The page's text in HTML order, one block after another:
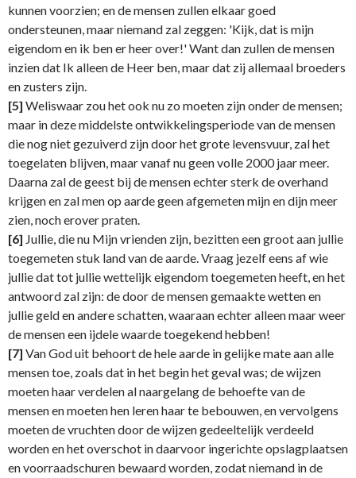
kunnen voorzien; en de mensen zullen elkaar goed
ondersteunen, maar niemand zal zeggen: 'Kijk, dat is mijn
eigendom en ik ben er heer over!' Want dan zullen de mensen
inzien dat Ik alleen de Heer ben, maar dat zij allemaal broeders
en zusters zijn.
[5] Weliswaar zou het ook nu zo moeten zijn onder de mensen;
maar in deze middelste ontwikkelingsperiode van de mensen
die nog niet gezuiverd zijn door het grote levensvuur, zal het
toegelaten blijven, maar vanaf nu geen volle 2000 jaar meer.
Daarna zal de geest bij de mensen echter sterk de overhand
krijgen en zal men op aarde geen afgemeten mijn en dijn meer
zien, noch erover praten.
[6] Jullie, die nu Mijn vrienden zijn, bezitten een groot aan jullie
toegemeten stuk land van de aarde. Vraag jezelf eens af wie
jullie dat tot jullie wettelijk eigendom toegemeten heeft, en het
antwoord zal zijn: de door de mensen gemaakte wetten en
jullie geld en andere schatten, waaraan echter alleen maar weer
de mensen een ijdele waarde toegekend hebben!
[7] Van God uit behoort de hele aarde in gelijke mate aan alle
mensen toe, zoals dat in het begin het geval was; de wijzen
moeten haar verdelen al naargelang de behoefte van de
mensen en moeten hen leren haar te bebouwen, en vervolgens
moeten de vruchten door de wijzen gedeeltelijk verdeeld
worden en het overschot in daarvoor ingerichte opslagplaatsen
en voorraadschuren bewaard worden, zodat niemand in de